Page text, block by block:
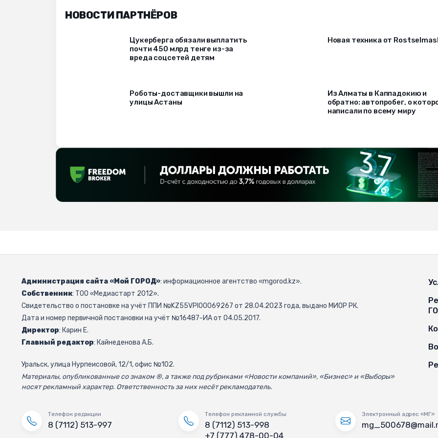
НОВОСТИ ПАРТНЁРОВ
Цукерберга обязали выплатить
почти 450 млрд тенге из-за
вреда соцсетей детям
Новая техника от
Роботы-доставщики вышли на
улицы Астаны
Из Алматы в Каппадокию и
обратно: автопробег, о
написали по всему миру
Администрация сайта «Мой ГОРОД»: информационное агентство «mgorod.kz».
Собственник: ТОО «Медиастарт 2012».
Свидетельство о постановке на учёт ППИ №KZ55VPI00069267 от 28.04.2023 года, выдано МИОР РК.
Дата и номер первичной постановки на учёт №16487-ИА от 04.05.2017.
Директор: Карин Е.
Главный редактор: Кайнеденова А.Б.
Уральск, улица Нурпеисовой, 12/1, офис №102.
Материалы, опубликованные со знаком ®, а также под рубриками «Новости компаний», «Бизнес» и «Выборы»
носят рекламный характер. Ответственность за них несёт рекламодатель.
Телефон редакции
8 (7112) 513-997
Телефон рекламной службы
8 (7112) 513-998
+7 (777) 478-00-04
Электронный адрес «МГ»